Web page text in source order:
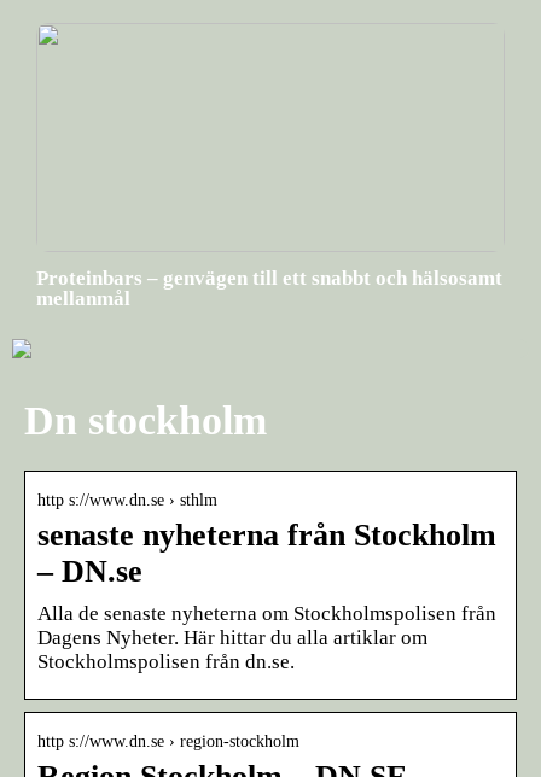
Proteinbars – genvägen till ett snabbt och hälsosamt
mellanmål
Dn stockholm
http s://www.dn.se › sthlm
senaste nyheterna från Stockholm
– DN.se
Alla de senaste nyheterna om Stockholmspolisen från
Dagens Nyheter. Här hittar du alla artiklar om
Stockholmspolisen från dn.se.
http s://www.dn.se › region-stockholm